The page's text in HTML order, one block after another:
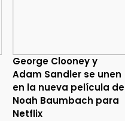
George Clooney y
Adam Sandler se unen
en la nueva película de
Noah Baumbach para
Netflix